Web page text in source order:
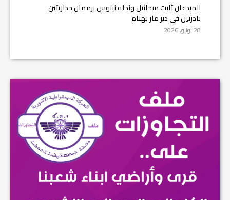
المبدعان ثابت ميخائيل ونجله نينوس يرممان جداريتين
نادرتين في دير مار بهنام
28 يونيو, 2026